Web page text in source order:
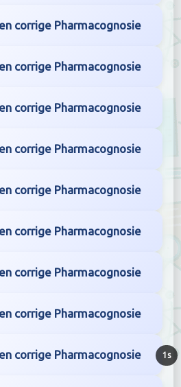
corrige Pharmacognosie
corrige Pharmacognosie
corrige Pharmacognosie
corrige Pharmacognosie
corrige Pharmacognosie
corrige Pharmacognosie
corrige Pharmacognosie
corrige Pharmacognosie
corrige Pharmacognosie